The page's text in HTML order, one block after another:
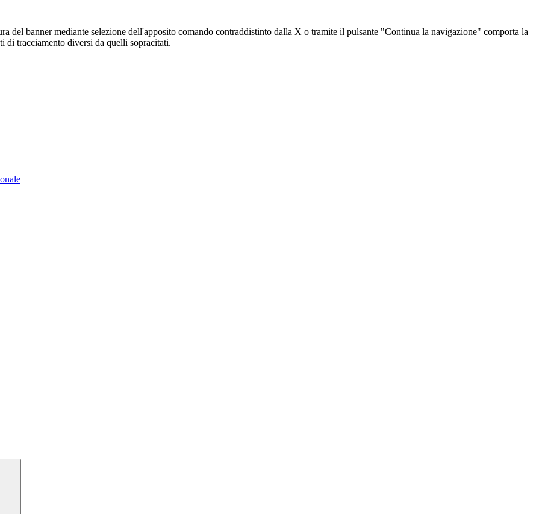
del banner mediante selezione dell'apposito comando contraddistinto dalla X o tramite il pulsante "Continua la navigazione" comporta la
di tracciamento diversi da quelli sopracitati.